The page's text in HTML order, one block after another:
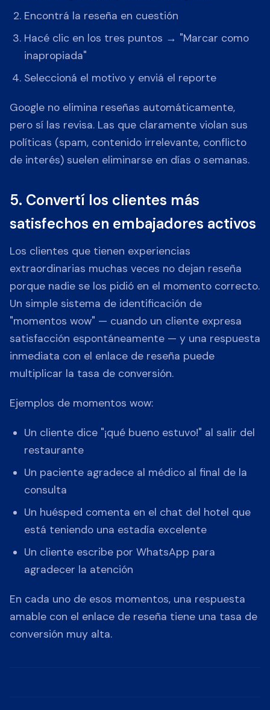
Encontrá la reseña en cuestión
Hacé clic en los tres puntos → "Marcar como
inapropiada"
Seleccioná el motivo y enviá el reporte
Google no elimina reseñas automáticamente,
pero sí las revisa. Las que claramente violan sus
políticas (spam, contenido irrelevante, conflicto
de interés) suelen eliminarse en días o semanas.
5. Convertí los clientes más
satisfechos en embajadores activos
Los clientes que tienen experiencias
extraordinarias muchas veces no dejan reseña
porque nadie se los pidió en el momento correcto.
Un simple sistema de identificación de
"momentos wow" — cuando un cliente expresa
satisfacción espontáneamente — y una respuesta
inmediata con el enlace de reseña puede
multiplicar la tasa de conversión.
Ejemplos de momentos wow:
Un cliente dice "¡qué bueno estuvo!" al salir del
restaurante
Un paciente agradece al médico al final de la
consulta
Un huésped comenta en el chat del hotel que
está teniendo una estadía excelente
Un cliente escribe por WhatsApp para
agradecer la atención
En cada uno de esos momentos, una respuesta
amable con el enlace de reseña tiene una tasa de
conversión muy alta.